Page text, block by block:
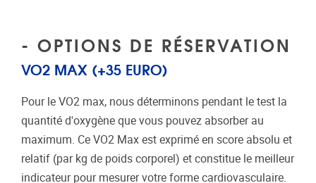
- OPTIONS DE RÉSERVATION
VO2 MAX (+35 EURO)
Pour le VO2 max, nous déterminons pendant le test la
quantité d'oxygène que vous pouvez absorber au
maximum. Ce VO2 Max est exprimé en score absolu et
relatif (par kg de poids corporel) et constitue le meilleur
indicateur pour mesurer votre forme cardiovasculaire.